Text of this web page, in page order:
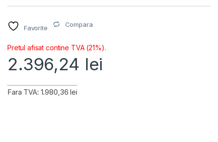
Favorite Compara
Pretul afisat contine TVA (21%).
2.396,24 lei
Fara TVA: 1.980,36 lei